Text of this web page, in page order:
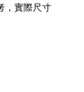
，實際尺寸